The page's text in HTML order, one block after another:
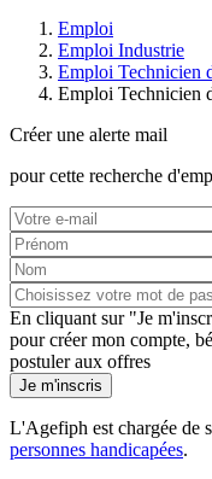
Emploi
Emploi Industrie
Emploi Technicien
Emploi Technicien
Créer une alerte mail
pour cette recherche
En cliquant sur "Je
pour créer mon compte,
postuler aux offres
Je m'inscris
L'Agefiph est chargée de
personnes handicapées.